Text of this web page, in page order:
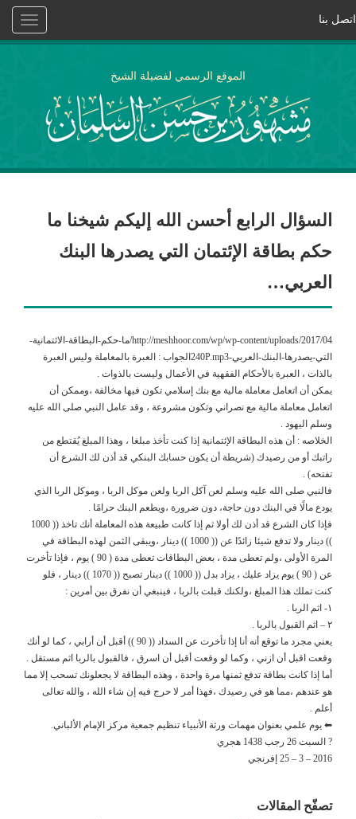
Toggle
اتصل بنا
الموقع الرسمي لفضيلة الشيخ
السؤال الرابع أحسن الله إليكم شيخنا ما
حكم بطاقة الإئتمان التي يصدرها البنك
العربي…
http://meshhoor.com/wp/wp-content/uploads/2017/04/ما-حكم-البطاقة-الائتمانية-
التي-يصدرها-البنك-العربي-240P.mp3الجواب : العبرة بالمعاملة وليس العبرة
بالذات ، العبرة بالأحكام الفقهية في الأعمال وليست بالذوات .
يمكن أن اتعامل معاملة مالية مع بنك إسلامي تكون فيها مخالفة ،وممكن أن
اتعامل معاملة مالية مع نصراني وتكون مشروعة ، وقد عامل النبي صلى الله عليه
وسلم اليهود .
الخلاصه : أن هذه البطاقة الإئتمانية إذا كنت تأخذ مبلغا ، وهذا المبلغ يُقتطع من
راتبك أو من رصيدك (شريطة أن يكون حسابك البنكي قد أذن لك الشرع أن
تفتحه) .
فالنبي صلى الله عليه وسلم لعن آكل الربا ولعن موكل الربا ، وموكل الربا الذي
يودع مالًا في البنك دون حاجة، دون ضرورة ،ويطعم البنك حرامًا .
فإذا كان الشرع قد أذن لك أولا ثم إذا كانت طبيعة هذه المعاملة أنك تاخذ (( 1000
)) دينار ولا تدفع شيئا زائدًا عن (( 1000 )) دينار ،ويبقى الثمن لهذه البطاقة في
المرة الأولى ،ولم تعطى مدة ، بعض البطاقات تعطى مدة ( 90 ) يوم ، فإذا تأخرت
عن ( 90 ) يوم يزاد عليك ، يزاد بدل (( 1000 )) دينار تصبح (( 1070 )) دينار ، فلو
كنت تملك هذا المبلغ ،ولكنك قبلت بالربا ، فينبغي أن نفرق بين أمرين :
١- اثم الربا .
٢ – اثم القبول بالربا .
يعني مجرد ما توقع أنه أنا إذا تأخرت عن السداد (( 90 )) أقبل أن أرابي ، كما لو أنك
وقعت اقبل أن ازني ، وكما لو وقعت أقبل أن اسرق ، فالقبول بالربا اثم مستقل .
أما إذا كانت بطاقة تدفع ثمنها مرة واحدة ، وهذه البطاقة لا يجعلونك تسحب إلا مما
هو عندهم ،مما هو في رصيدك ،فهذا أمر لا حرج فيه إن شاء الله ، والله تعالى
أعلم .
⬅ يوم علمي بعنوان مهمات ورثة الأنبياء تنظيم جمعية مركز الإمام الألباني.
? السبت 26 رجب 1438 هجري
2016 – 3 – 25 إفرنجي
تصفّح المقالات